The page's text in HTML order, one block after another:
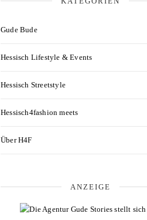
Gude Bude
Hessisch Lifestyle & Events
Hessisch Streetstyle
Hessisch4fashion meets
Über H4F
ANZEIGE